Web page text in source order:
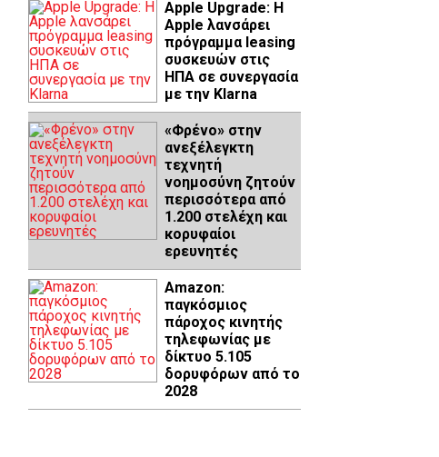
Apple Upgrade: Η
Apple λανσάρει
πρόγραμμα leasing
συσκευών στις
ΗΠΑ σε συνεργασία
με την Klarna
«Φρένο» στην
ανεξέλεγκτη
τεχνητή
νοημοσύνη ζητούν
περισσότερα από
1.200 στελέχη και
κορυφαίοι
ερευνητές
Amazon:
παγκόσμιος
πάροχος κινητής
τηλεφωνίας με
δίκτυο 5.105
δορυφόρων από το
2028